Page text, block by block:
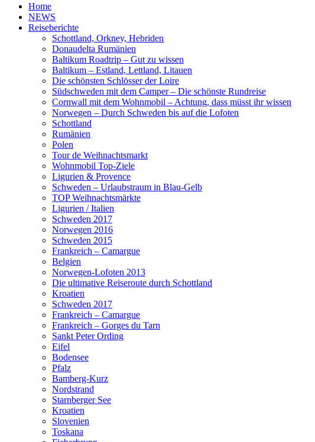
Home
NEWS
Reiseberichte
Schottland, Orkney, Hebriden
Donaudelta Rumänien
Baltikum Roadtrip – Gut zu wissen
Baltikum – Estland, Lettland, Litauen
Die schönsten Schlösser der Loire
Südschweden mit dem Camper – Die schönste Rundreise
Cornwall mit dem Wohnmobil – Achtung, dass müsst ihr wissen
Norwegen – Durch Schweden bis auf die Lofoten
Schottland
Rumänien
Polen
Tour de Weihnachtsmarkt
Wohnmobil Top-Ziele
Ligurien & Provence
Schweden – Urlaubstraum in Blau-Gelb
TOP Weihnachtsmärkte
Ligurien / Italien
Schweden 2017
Norwegen 2016
Schweden 2015
Frankreich – Camargue
Belgien
Norwegen-Lofoten 2013
Die ultimative Reiseroute durch Schottland
Kroatien
Schweden 2017
Frankreich – Camargue
Frankreich – Gorges du Tarn
Sankt Peter Ording
Eifel
Bodensee
Pfalz
Bamberg-Kurz
Nordstrand
Starnberger See
Kroatien
Slovenien
Toskana